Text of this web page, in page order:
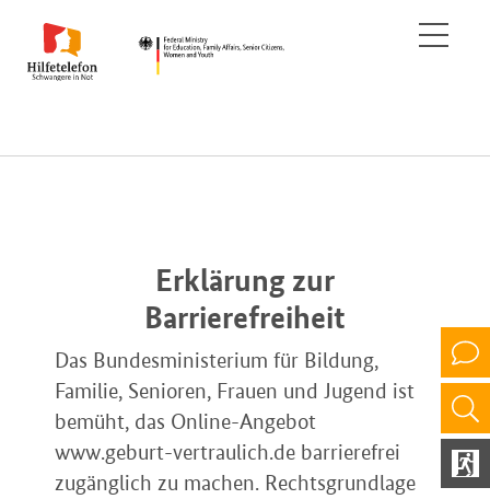
Erklärung zur
Barrierefreiheit
Das Bundesministerium für Bildung,
Familie, Senioren, Frauen und Jugend ist
bemüht, das Online-Angebot
www.geburt-vertraulich.de barrierefrei
zugänglich zu machen. Rechtsgrundlage